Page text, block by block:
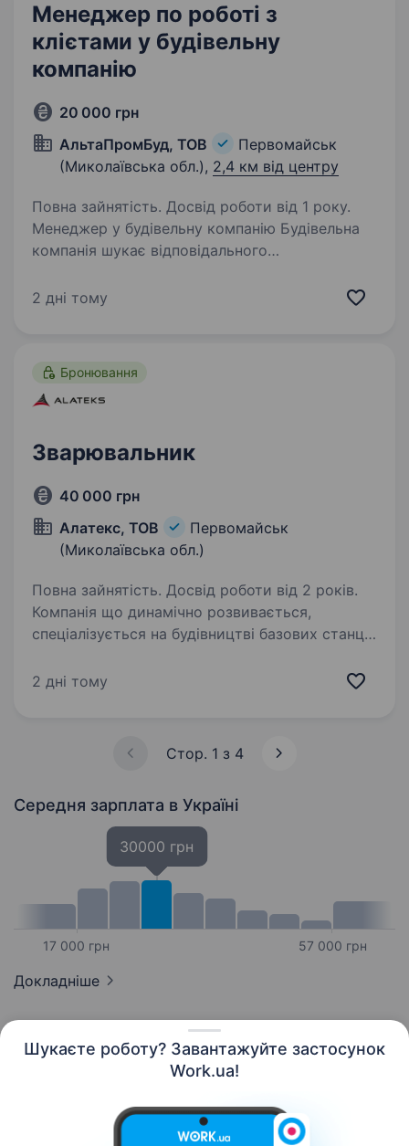
Шукаєте роботу? Завантажуйте застосунок
Work.ua!
Менеджер по роботі з
клієтами у будівельну
компанію
20 000 грн
АльтаПромБуд, ТОВ
Первомайськ
(Миколаївська обл.), 2,4 км від центру
Повна зайнятість. Досвід роботи від 1 року.
Менеджер у будівельну компанію Будівельна
компанія шукає відповідального
роботу в місті Первомайськ. Нам потрібен
2 дні тому
Бронювання
Зварювальник
40 000 грн
Алатекс, ТОВ
Первомайськ
(Миколаївська обл.)
Повна зайнятість. Досвід роботи від 2 років.
Компанія що динамічно розвивається,
спеціалізується на будівництві базових станцій
проектуванні та наданні послуг
2 дні тому
Стор. 1 з 4
Середня зарплата в Україні
17 000 грн
30000 грн
57 000 грн
Докладніше